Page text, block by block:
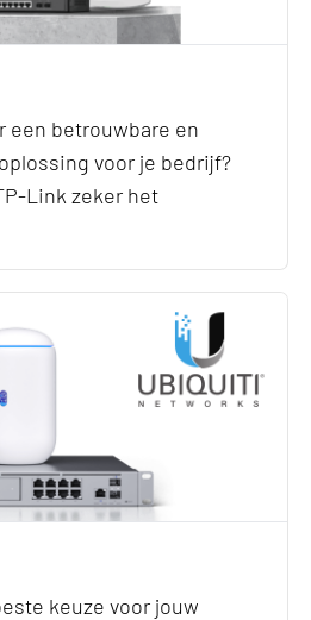
een betrouwbare en
voor je bedrijf?
Link zeker het
keuze voor jouw